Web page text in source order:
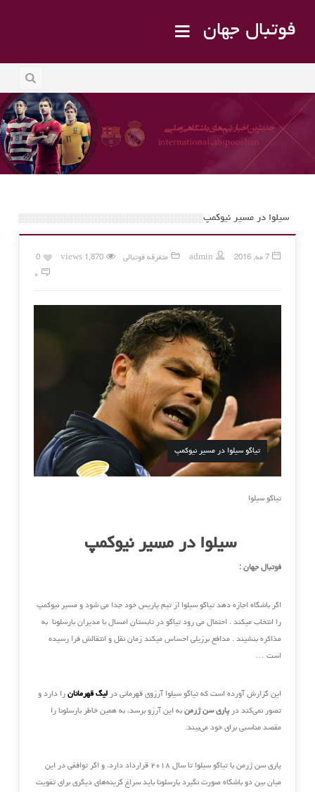
فوتبال جهان
سیلوا در مسیر نیوکمپ
7 مه, 2016 admin متفرقه فوتبالی 1,870 views
0
۰
تیاگو سیلوا در مسیر نیوکمپ
تیاگو سیلوا
سیلوا در مسیر نیوکمپ
فوتبال جهان :
اگر باشگاه اجازه دهد تیاگو سیلوا از تیم پاریس خود جدا می شود و مسیر نیوکمپ
را انتخاب میکند . احتمال می رود تیاگو در تابستان امسال با مدیران بارسلونا به
مذاکره بنشیند . مدافع برزیلی احساس میکند زمان نقل و انتقالش فرا رسیده
است …
این گزارش آورده است که تیاگو سیلوا آرزوی قهرمانی در لیگ قهرمانانرا دارد و
تصور نمی‌کند در پاری سن ژرمنبه این آرزو برسد، به همین خاطر بارسلونا را
مقصد مناسبی برای خود می‌بیند.
پاری سن ژرمن با تیاگو سیلوا تا سال ۲۰۱۸ قرارداد دارد. و اگر توافقی در این
میان بین دو باشگاه صورت نگیرد بارسلونا باید سراغ گزینه‌های دیگری برای تقویت